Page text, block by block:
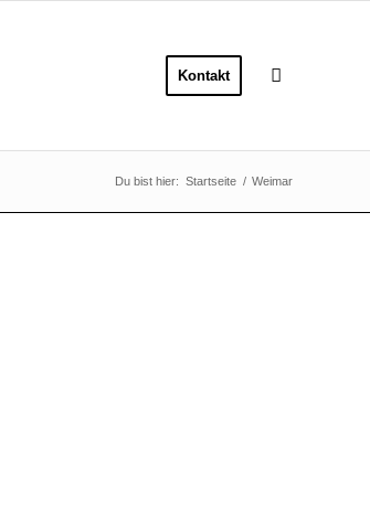
Kontakt
Du bist hier: Startseite / Weimar